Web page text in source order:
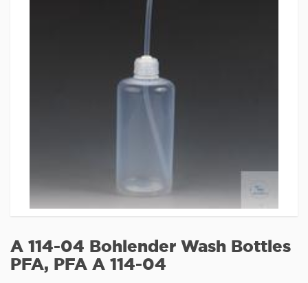
A 114-04 Bohlender Wash Bottles
PFA, PFA A 114-04